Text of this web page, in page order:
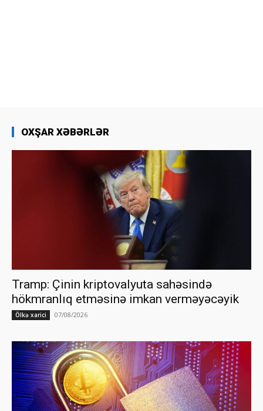
OXŞAR XƏBƏRLƏR
Tramp: Çinin kriptovalyuta sahəsində
hökmranlıq etməsinə imkan verməyəcəyik
Ölkə xarici 07/08/2026